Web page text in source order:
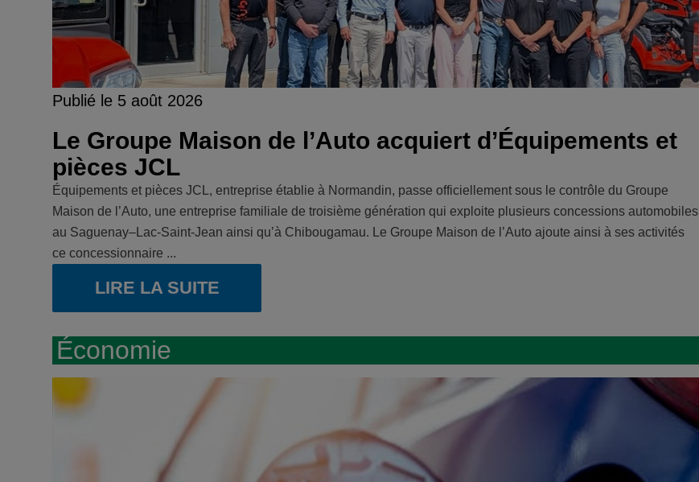
Publié le 5 août 2026
Le Groupe Maison de l’Auto acquiert d’Équipements et
pièces JCL
Équipements et pièces JCL, entreprise établie à Normandin, passe officiellement sous le contrôle du Groupe
Maison de l’Auto, une entreprise familiale de troisième génération qui exploite plusieurs concessions automobiles
au Saguenay–Lac-Saint-Jean ainsi qu’à Chibougamau. Le Groupe Maison de l’Auto ajoute ainsi à ses activités
ce concessionnaire ...
LIRE LA SUITE
Économie